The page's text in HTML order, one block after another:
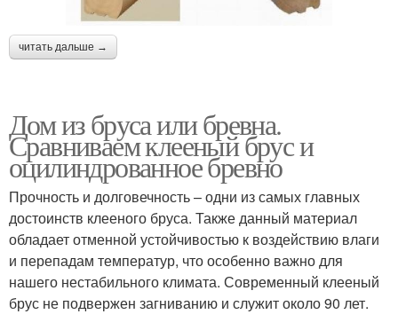
читать дальше →
Дом из бруса или бревна.
Сравниваем клееный брус и
оцилиндрованное бревно
Прочность и долговечность – одни из самых главных
достоинств клееного бруса. Также данный материал
обладает отменной устойчивостью к воздействию влаги
и перепадам температур, что особенно важно для
нашего нестабильного климата. Современный клееный
брус не подвержен загниванию и служит около 90 лет.